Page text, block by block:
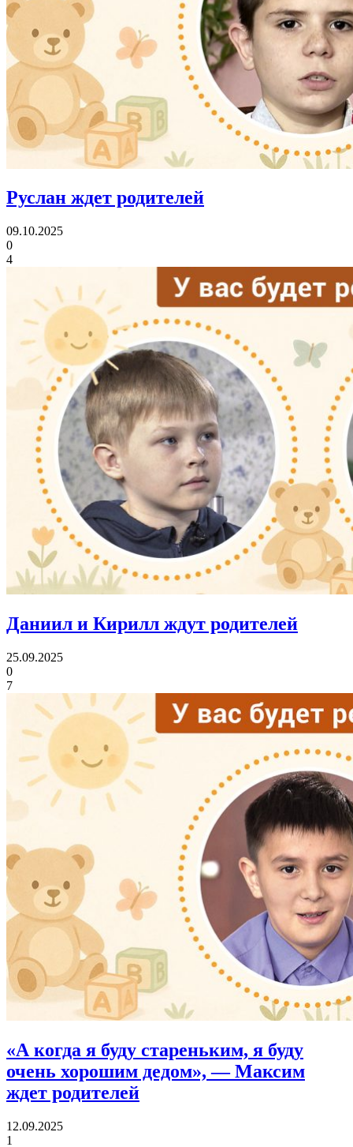
Руслан ждет родителей
09.10.2025
0
4
Даниил и Кирилл ждут родителей
25.09.2025
0
7
«А когда я буду стареньким, я буду
очень хорошим дедом», — Максим
ждет родителей
12.09.2025
1